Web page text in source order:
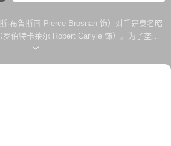
·布鲁斯南 Pierce Brosnan 饰）对手是臭名昭
伯特卡莱尔 Robert Carlyle 饰）。为了垄断
石油大亨罗伯爵士，当然他也不会放过罗伯爵
堡的奈维河岸到伦敦的泰晤士河边，再穿越